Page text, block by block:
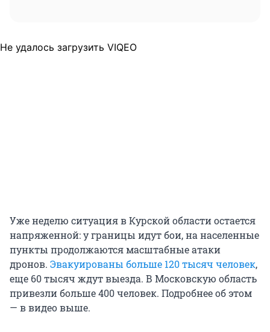
Не удалось загрузить VIQEO
Уже неделю ситуация в Курской области остается
напряженной: у границы идут бои, на населенные
пункты продолжаются масштабные атаки
дронов. Эвакуированы больше 120 тысяч человек,
еще 60 тысяч ждут выезда. В Московскую область
привезли больше 400 человек. Подробнее об этом
— в видео выше.